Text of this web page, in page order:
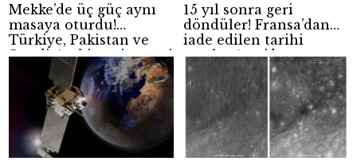
Mekke’de üç güç aynı
masaya oturdu!
Türkiye, Pakistan ve
Suudi Arabistan’ın yeni
güvenlik hesabı
15 yıl sonra geri
döndüler! Fransa’dan
iade edilen tarihi
eserler Şam’da
sergilendi